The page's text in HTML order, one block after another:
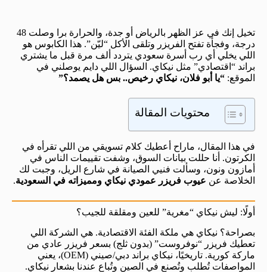
تخيل إنك في عز الظهر بالرياض أو جدة، والحرارة برا وصلت 48
درجة، وفجأة تفتح الفريزر وتلقى الأكل “ليّن”. هذا الكابوس هو
اللي يخلي أي رب أسرة سعودي يتردد ألف مرة قبل ما يشتري
براند “اقتصادي” مثل نيكاي. السؤال اللي دايم يوصلني في
الموقع: “يا أبو فلان، نيكاي رخيص.. بس هل يصمد؟”
محتويات المقالة
في هذا المقال، ماراح أعطيك كلام تسويقي من اللي تقرأه في
الكرتون. أنا حللت بيانات السوق، وشفت تقييمات الناس في
أمازون ونون، وسألت فنيي الصيانة في شارع الريل، وجبت لك
الخلاصة عن عيوب فريزر عمودي نيكاي ومميزاته في السعودية.
أولًا: ليش نيكاي “مغرية” للعين ومقلقة للجيب؟
بصراحة؟ نيكاي هي ملكة الفئة الاقتصادية. هي الشركة اللي
تعطيك فريزر “نوفروست” (بدون ثلج) بسعر فريزر عادي من
ماركة كورية. تاريخيًا، نيكاي براند دبي/صيني (OEM)، يعني
المواصفات تُطلب وتُصنع في الصين وتُباع عندنا بشعار نيكاي.